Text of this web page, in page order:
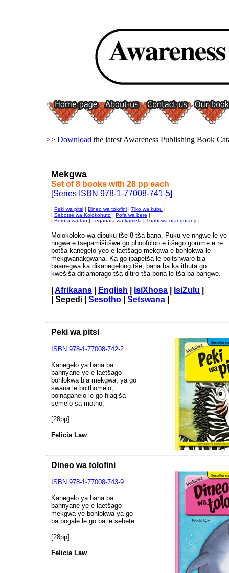
>> Download the latest Awareness Publishing Book
Mekgwa
Set of 8 books with 28 pp each
[Series ISBN 978-1-77008-741-5]
| Peki wa pitsi | Dineo wa tolofini | Tiko wa kubu |
| Sebotse wa Kolokohuto | Pofa wa bere |
| Borofa wa tau | Leganata wa kamela | Thabi wa orangutang |
Molokoloko wa dipuku tše 8 tša bana. Puku ye nngwe le ye
nngwe e tsepamišitšwe go phoofoloo e itšego gomme e re
botša kanegelo yeo e laetšago mekgwa e bohlokwa le
mekgwanakgwana. Ka go ipapetša le boitshwaro bja
baanegwa ka dikanegelong tše, bana ba ka ithuta go
kwešiša ditlamorago tša ditiro tša bona le tša ba bangwe.
Afrikaans English IsiXhosa IsiZulu
| Sepedi | Sesotho Setswana
Peki wa pitsi
ISBN 978-1-77008-742-2
Kanegelo ya bana ba
bannyane ye e laetšago
bohlokwa bja mekgwa, ya go
swana le boithomelo,
boinaganelo le go hlagiša
semelo sa motho.
[28pp]
Felicia Law
Dineo wa tolofini
ISBN 978-1-77008-743-9
Kanegelo ya bana ba
bannyane ye e laetšago
mekgwa ye bohlokwa ya go
ba bogale le go ba le sebete.
[28pp]
Felicia Law